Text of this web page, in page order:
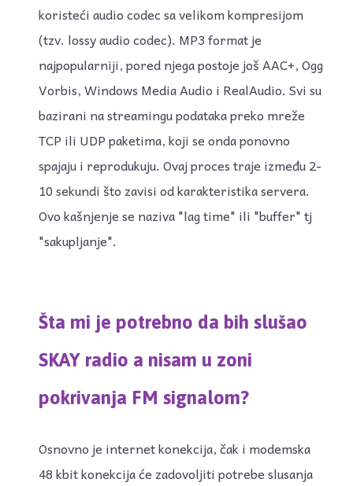
koristeći audio codec sa velikom kompresijom
(tzv. lossy audio codec). MP3 format je
najpopularniji, pored njega postoje još AAC+, Ogg
Vorbis, Windows Media Audio i RealAudio. Svi su
bazirani na streamingu podataka preko mreže
TCP ili UDP paketima, koji se onda ponovno
spajaju i reprodukuju. Ovaj proces traje između 2-
10 sekundi što zavisi od karakteristika servera.
Ovo kašnjenje se naziva "lag time" ili "buffer" tj
"sakupljanje".
Šta mi je potrebno da bih slušao
SKAY radio a nisam u zoni
pokrivanja FM signalom?
Osnovno je internet konekcija, čak i modemska
48 kbit konekcija će zadovoljiti potrebe slusanja